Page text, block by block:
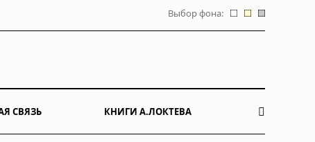
Выбор фона:
СВЯЗЬ КНИГИ А.ЛОКТЕВА